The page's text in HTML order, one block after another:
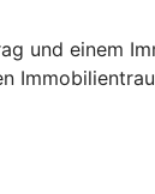
und einem